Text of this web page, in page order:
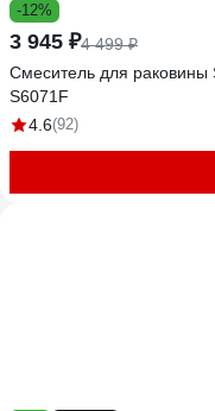
-12%
3 945 ₽4 499 ₽
Смеситель для раковины
S6071F
4.6(92)